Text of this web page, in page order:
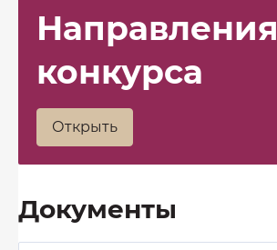
Направления
конкурса
Открыть
Документы